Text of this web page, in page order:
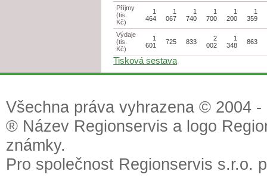
Příjmy
(tis.
Kč)
1
464
1
067
1
740
1
700
1
200
1
359
Výdaje
(tis.
Kč)
1
601
725 833
2
002
1
348
863
Tisková sestava
Všechna práva vyhrazena © 2004
® Název Regionservis a logo
známky.
Pro společnost Regionservis s.r.o.